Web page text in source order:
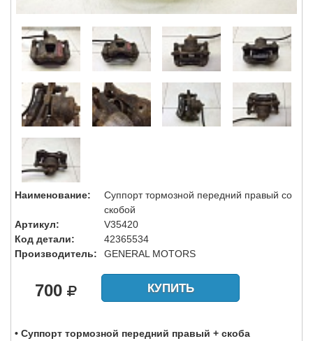
Наименование:
Суппорт тормозной передний правый со
скобой
Артикул:
V35420
Код детали:
42365534
Производитель:
GENERAL MOTORS
700 КУПИТЬ
• Суппорт тормозной передний правый + скоба